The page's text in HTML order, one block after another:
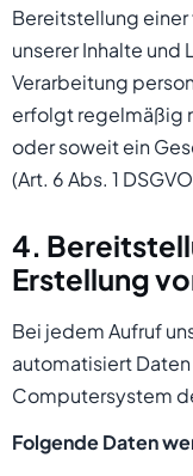
Bereitstellung
unserer Inhalte
Verarbeitung
erfolgt regelmäßig
oder soweit ein
(Art. 6 Abs. 1
4.
Erstellung
Bei jedem Aufruf
automatisiert
Computersystem
Folgende Daten